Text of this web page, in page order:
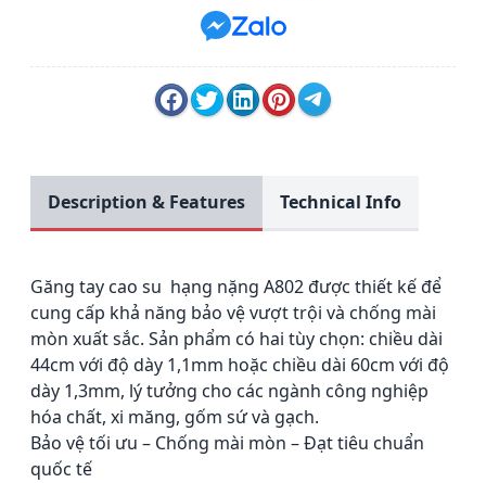
Description & Features Technical Info
Găng tay cao su hạng nặng A802 được thiết kế để
cung cấp khả năng bảo vệ vượt trội và chống mài
mòn xuất sắc. Sản phẩm có hai tùy chọn: chiều dài
44cm với độ dày 1,1mm hoặc chiều dài 60cm với độ
dày 1,3mm, lý tưởng cho các ngành công nghiệp
hóa chất, xi măng, gốm sứ và gạch.
Bảo vệ tối ưu – Chống mài mòn – Đạt tiêu chuẩn
quốc tế